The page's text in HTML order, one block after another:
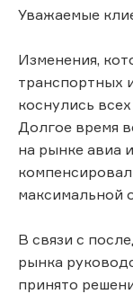
Уважаемые
Изменения,
транспортных
коснулись
Долгое время
на рынке авиа
максимальной
В связи с
рынка
принято